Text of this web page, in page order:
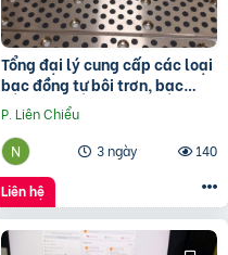
Tổng đại lý cung cấp các loại
bạc đồng tự bôi trơn, bạc
cầu, bạc Graphite
P. Liên Chiểu
3 ngày
140
Liên hệ